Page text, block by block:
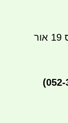
ניתן לבצע איסוף עצמי - רחוב ההדס 19 אור
(052-